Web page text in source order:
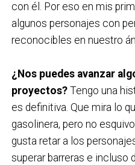
con él. Por eso en mis
algunos personajes con
reconocibles en nuestro
¿Nos puedes avanzar
proyectos? Tengo una
es definitiva. Que mira lo
gasolinera, pero no
gusta retar a los
superar barreras e incluso